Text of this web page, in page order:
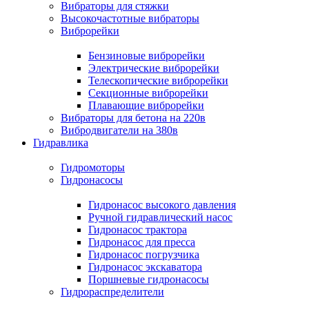
Вибраторы для стяжки
Высокочастотные вибраторы
Виброрейки
Бензиновые виброрейки
Электрические виброрейки
Телескопические виброрейки
Секционные виброрейки
Плавающие виброрейки
Вибраторы для бетона на 220в
Вибродвигатели на 380в
Гидравлика
Гидромоторы
Гидронасосы
Гидронасос высокого давления
Ручной гидравлический насос
Гидронасос трактора
Гидронасос для пресса
Гидронасос погрузчика
Гидронасос экскаватора
Поршневые гидронасосы
Гидрораспределители